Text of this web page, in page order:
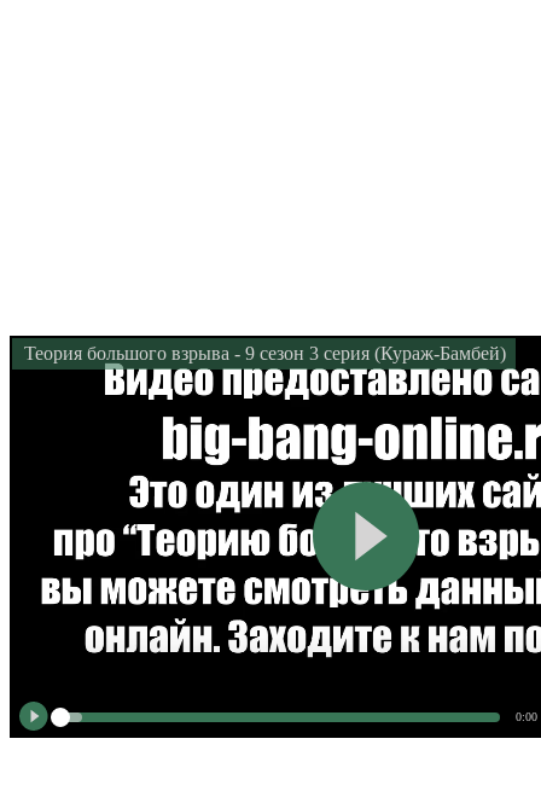
Теория большого взрыва - 9 сезон 3 серия (Кураж-Бамбей)
0:00